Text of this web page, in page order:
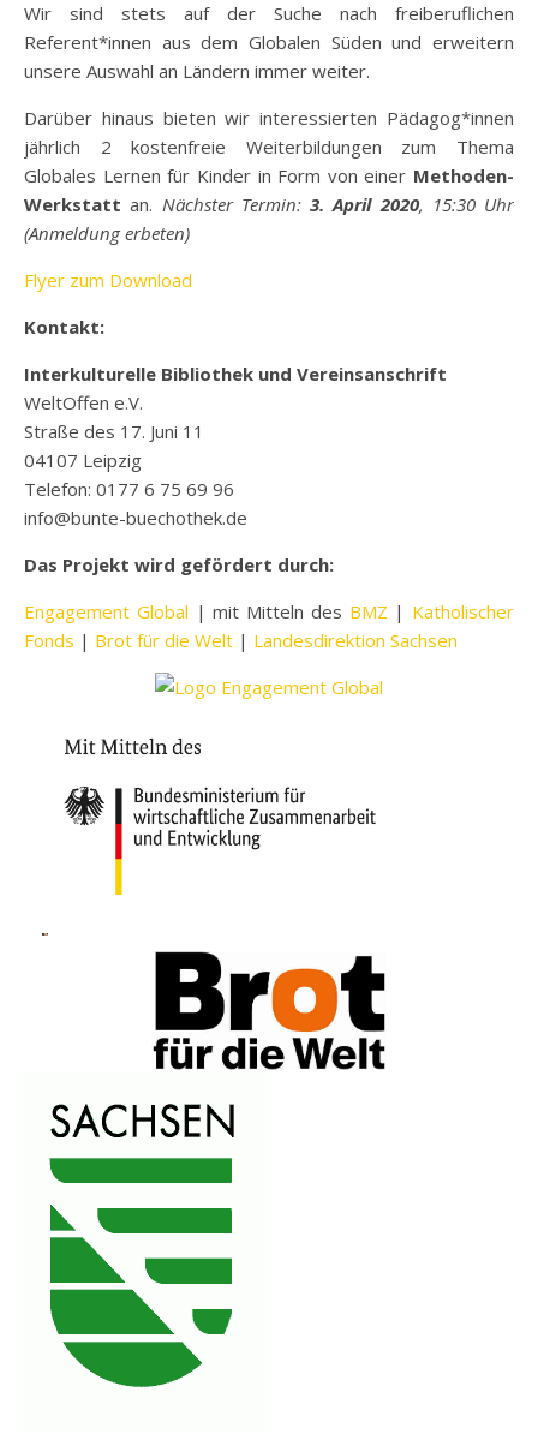
Wir sind stets auf der Suche nach freiberuflichen
Referent*innen aus dem Globalen Süden und erweitern
unsere Auswahl an Ländern immer weiter.
Darüber hinaus bieten wir interessierten Pädagog*innen
jährlich 2 kostenfreie Weiterbildungen zum Thema
Globales Lernen für Kinder in Form von einer Methoden-
Werkstatt an. Nächster Termin: 3. April 2020, 15:30 Uhr
(Anmeldung erbeten)
Flyer zum Download
Kontakt:
Interkulturelle Bibliothek und Vereinsanschrift
WeltOffen e.V.
Straße des 17. Juni 11
04107 Leipzig
Telefon: 0177 6 75 69 96
info@bunte-buechothek.de
Das Projekt wird gefördert durch:
Engagement Global | mit Mitteln des BMZ | Katholischer
Fonds | Brot für die Welt | Landesdirektion Sachsen